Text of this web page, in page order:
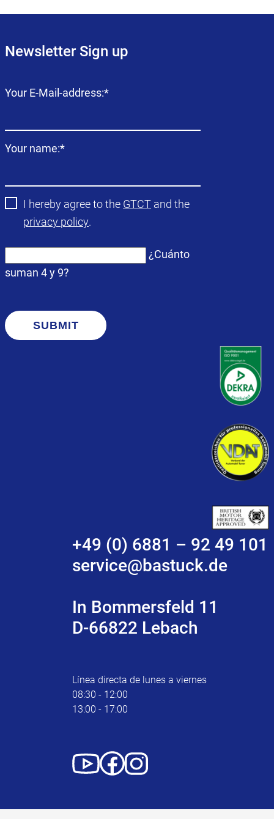
Newsletter Sign up
Campo
Your E-Mail-address:*
Campo
Your name:*
I hereby agree to the GTCT and the
privacy policy.
¿Cuánto
suman 4 y 9?
SUBMIT
+49 (0) 6881 – 92 49 101
service@bastuck.de
In Bommersfeld 11
D-66822 Lebach
Línea directa de lunes a viernes
08:30 - 12:00
13:00 - 17:00